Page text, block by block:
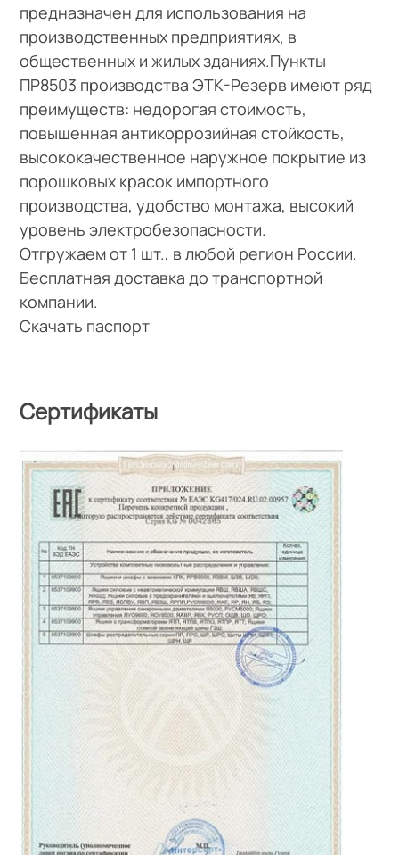
предназначен для использования на
производственных предприятиях, в
общественных и жилых зданиях.Пункты
ПР8503 производства ЭТК-Резерв имеют ряд
преимуществ: недорогая стоимость,
повышенная антикоррозийная стойкость,
высококачественное наружное покрытие из
порошковых красок импортного
производства, удобство монтажа, высокий
уровень электробезопасности.
Отгружаем от 1 шт., в любой регион России.
Бесплатная доставка до транспортной
компании.
Скачать паспорт
Сертификаты